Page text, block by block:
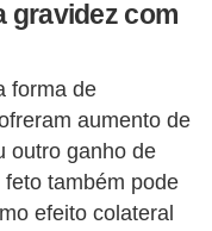
gravidez com
forma de
aumento de
outro ganho de
também pode
efeito colateral